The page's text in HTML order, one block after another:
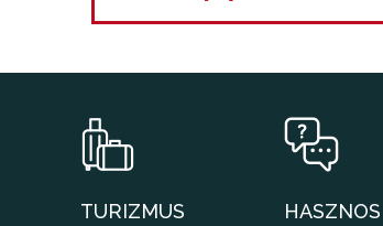
TURIZMUS HASZNOS